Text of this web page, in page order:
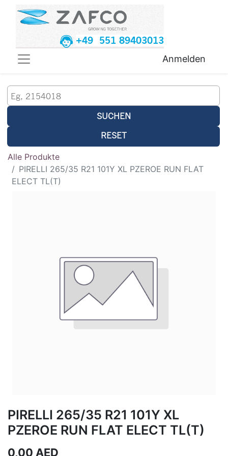
+49 551 89403013
Anmelden
SUCHEN
RESET
Alle Produkte
PIRELLI 265/35 R21 101Y XL PZEROE RUN FLAT
ELECT TL(T)
PIRELLI 265/35 R21 101Y XL
PZEROE RUN FLAT ELECT TL(T)
0,00 AED